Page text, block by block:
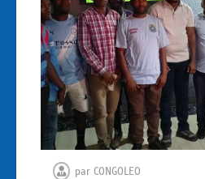
par CONGOLEO